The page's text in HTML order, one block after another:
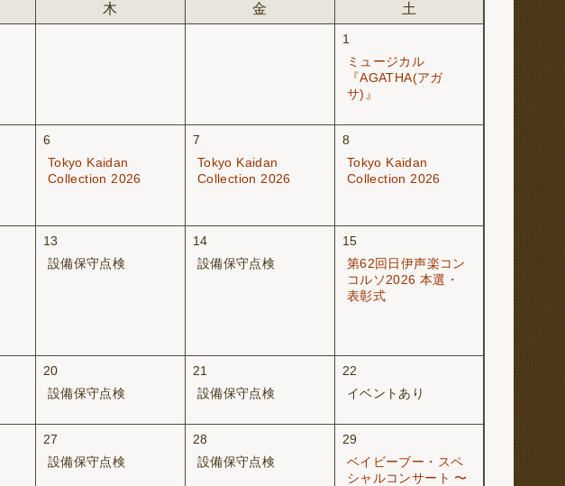
木 金 土
1
ミュージカル
『AGATHA(アガ
サ)』
6
Tokyo Kaidan
Collection 2026
7
Tokyo Kaidan
Collection 2026
8
Tokyo Kaidan
Collection 2026
13
設備保守点検
14
設備保守点検
15
第62回日伊声楽コン
コルソ2026 本選・
表彰式
20
設備保守点検
21
設備保守点検
22
イベントあり
27
設備保守点検
28
設備保守点検
29
ベイビーブー・スペ
シャルコンサート 〜